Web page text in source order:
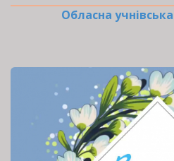
Обласна